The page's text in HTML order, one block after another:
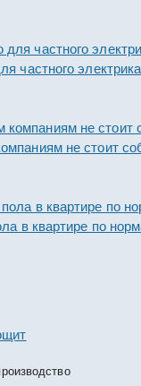
частного
не стоит
в квартире по